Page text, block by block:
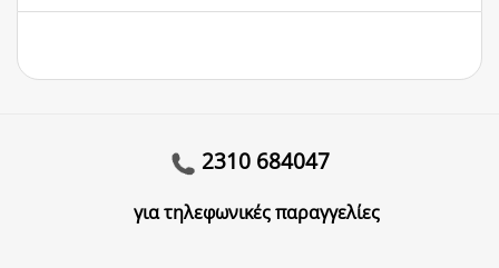
2310 684047
για τηλεφωνικές παραγγελίες